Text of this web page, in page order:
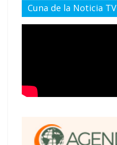
Cuna de la Noticia TV